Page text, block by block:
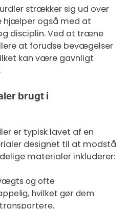
strækker sig ud over
hjælper også med at
disciplin. Ved at træne
at forudse bevægelser
kan være gavnligt
brugt i
er typisk lavet af en
designet til at modstå
materialer inkluderer:
og ofte
hvilket gør dem
transportere.